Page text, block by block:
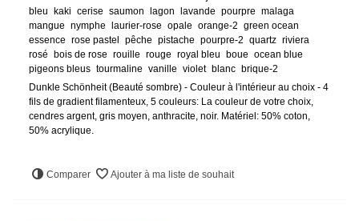
bleu
kaki cerise saumon lagon lavande pourpre malaga
mangue nymphe laurier-rose opale orange-2 green ocean
essence rose pastel pêche pistache pourpre-2 quartz riviera
rosé
bois de rose rouille rouge royal bleu boue ocean blue
pigeons bleus tourmaline vanille violet blanc brique-2
Dunkle Schönheit (Beauté sombre) - Couleur à l'intérieur au choix - 4
fils de gradient filamenteux, 5 couleurs: La couleur de votre choix,
cendres argent, gris moyen, anthracite, noir. Matériel: 50% coton,
50% acrylique.
Comparer Ajouter à ma liste de souhait